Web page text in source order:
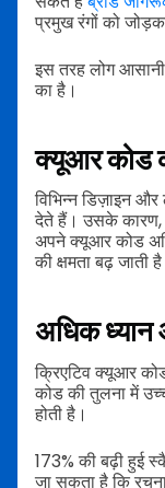
प्रमुख रंगों को
इस तरह लोग
का है।
क्यूआर कोड
विभिन्न डिज़ाइन
देते हैं। उसके कारण,
अपने क्यूआर कोड
की क्षमता बढ़ जाती
अधिक ध्यान
क्रिएटिव क्यूआर
कोड की तुलना में
होती है।
173% की बढ़ी हुई
जा सकता है कि